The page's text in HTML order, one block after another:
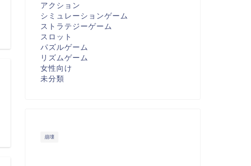
アクション
シミュレーションゲーム
ストラテジーゲーム
スロット
パズルゲーム
リズムゲーム
女性向け
未分類
崩壊